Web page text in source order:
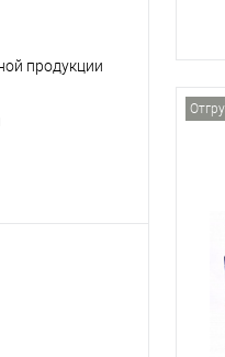
продукции